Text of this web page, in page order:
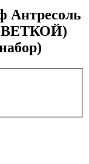
Антресоль